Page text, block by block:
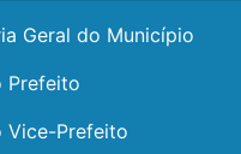
Geral do Município
Prefeito
Vice-Prefeito